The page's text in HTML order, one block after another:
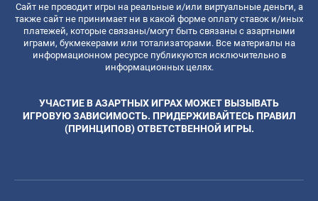
Сайт не проводит игры на реальные и/или виртуальные деньги, а
также сайт не принимает ни в какой форме оплату ставок и/иных
платежей, которые связаны/могут быть связаны с азартными
играми, букмекерами или тотализаторами. Все материалы на
информационном ресурсе публикуются исключительно в
информационных целях.
УЧАСТИЕ В АЗАРТНЫХ ИГРАХ МОЖЕТ ВЫЗЫВАТЬ
ИГРОВУЮ ЗАВИСИМОСТЬ. ПРИДЕРЖИВАЙТЕСЬ ПРАВИЛ
(ПРИНЦИПОВ) ОТВЕТСТВЕННОЙ ИГРЫ.